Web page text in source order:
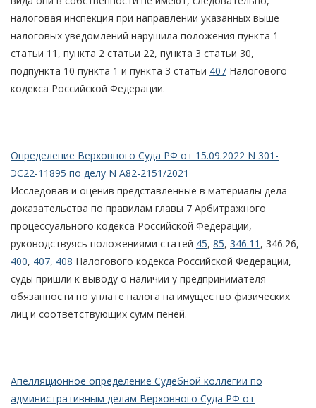
налоговая инспекция при направлении указанных выше
налоговых уведомлений нарушила положения пункта 1
статьи 11, пункта 2 статьи 22, пункта 3 статьи 30,
подпункта 10 пункта 1 и пункта 3 статьи 407 Налогового
кодекса Российской Федерации.
Определение Верховного Суда РФ от 15.09.2022 N 301-
ЭС22-11895 по делу N А82-2151/2021
Исследовав и оценив представленные в материалы дела
доказательства по правилам главы 7 Арбитражного
процессуального кодекса Российской Федерации,
руководствуясь положениями статей 45, 85, 346.11 , 346.26,
400, 407, 408 Налогового кодекса Российской Федерации,
суды пришли к выводу о наличии у предпринимателя
обязанности по уплате налога на имущество физических
лиц и соответствующих сумм пеней.
Апелляционное определение Судебной коллегии по
административным делам Верховного Суда РФ от